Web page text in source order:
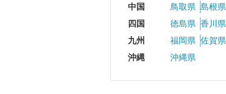
中国
鳥取県 島根県
四国
徳島県 香川県
九州
福岡県 佐賀県
沖縄
沖縄県